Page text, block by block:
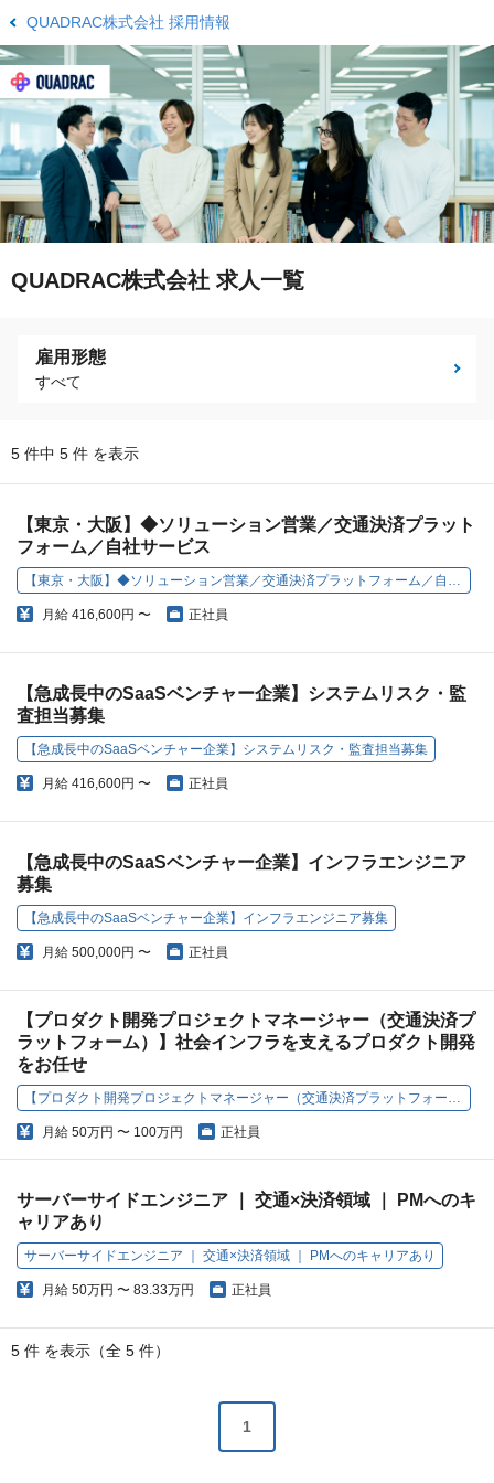
QUADRAC株式会社 採用情報
QUADRAC株式会社 求人一覧
雇用形態
すべて
5 件中 5 件 を表示
【東京・大阪】◆ソリューション営業／交通決済プラット
フォーム／自社サービス
【東京・大阪】◆ソリューション営業／交通決済プラットフォーム／自社サービス
月給 416,600円 〜 正社員
【急成長中のSaaSベンチャー企業】システムリスク・監
査担当募集
【急成長中のSaaSベンチャー企業】システムリスク・監査担当募集
月給 416,600円 〜 正社員
【急成長中のSaaSベンチャー企業】インフラエンジニア
募集
【急成長中のSaaSベンチャー企業】インフラエンジニア募集
月給 500,000円 〜 正社員
【プロダクト開発プロジェクトマネージャー（交通決済プ
ラットフォーム）】社会インフラを支えるプロダクト開発
をお任せ
【プロダクト開発プロジェクトマネージャー（交通決済プラットフォーム）】社会インフラを支えるプロダクト開発をお任せ
月給 50万円 〜 100万円 正社員
サーバーサイドエンジニア ｜ 交通×決済領域 ｜ PMへのキ
ャリアあり
サーバーサイドエンジニア ｜ 交通×決済領域 ｜ PMへのキャリアあり
月給 50万円 〜 83.33万円 正社員
5 件 を表示（全 5 件）
1